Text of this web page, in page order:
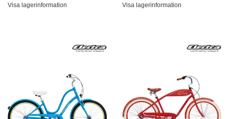
Visa lagerinformation Visa lagerinformation